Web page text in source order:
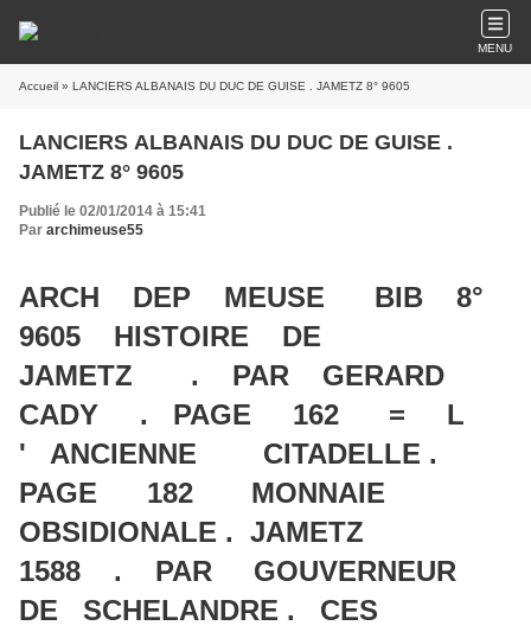
MENU
Accueil » LANCIERS ALBANAIS DU DUC DE GUISE . JAMETZ 8° 9605
LANCIERS ALBANAIS DU DUC DE GUISE .
JAMETZ 8° 9605
Publié le 02/01/2014 à 15:41
Par archimeuse55
ARCH DEP MEUSE BIB 8°
9605 HISTOIRE DE
JAMETZ . PAR GERARD
CADY . PAGE 162 = L
' ANCIENNE CITADELLE .
PAGE 182 MONNAIE
OBSIDIONALE . JAMETZ
1588 . PAR GOUVERNEUR
DE SCHELANDRE . CES